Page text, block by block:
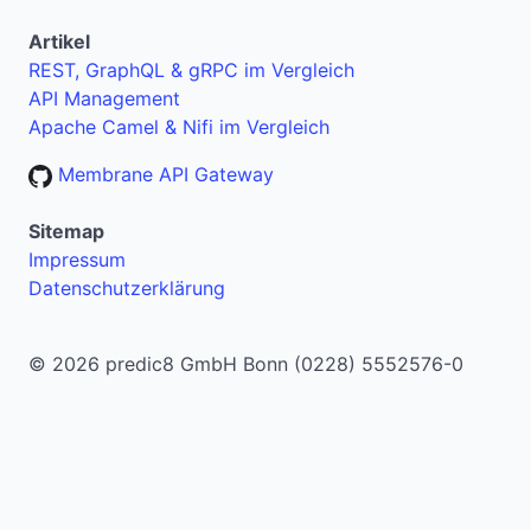
Artikel
REST, GraphQL & gRPC im Vergleich
API Management
Apache Camel & Nifi im Vergleich
Membrane API Gateway
Sitemap
Impressum
Datenschutzerklärung
© 2026 predic8 GmbH Bonn (0228) 5552576-0